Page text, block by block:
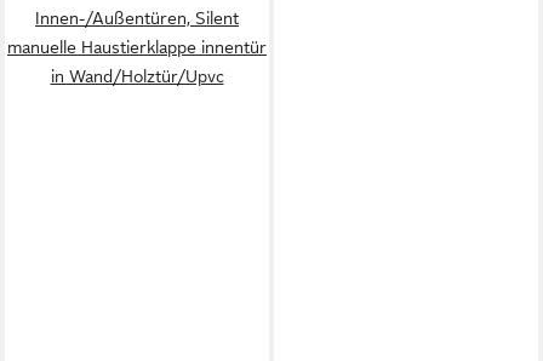
Innen-/Außentüren, Silent
manuelle Haustierklappe innentür
in Wand/Holztür/Upvc